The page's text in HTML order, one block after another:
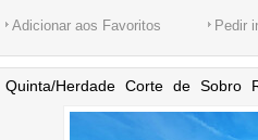
Adicionar aos Favoritos Pedir
Quinta/Herdade Corte de Sobro